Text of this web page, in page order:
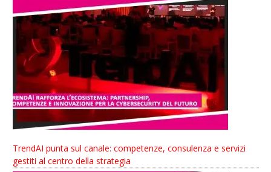
TrendAI punta sul canale: competenze, consulenza e servizi
gestiti al centro della strategia